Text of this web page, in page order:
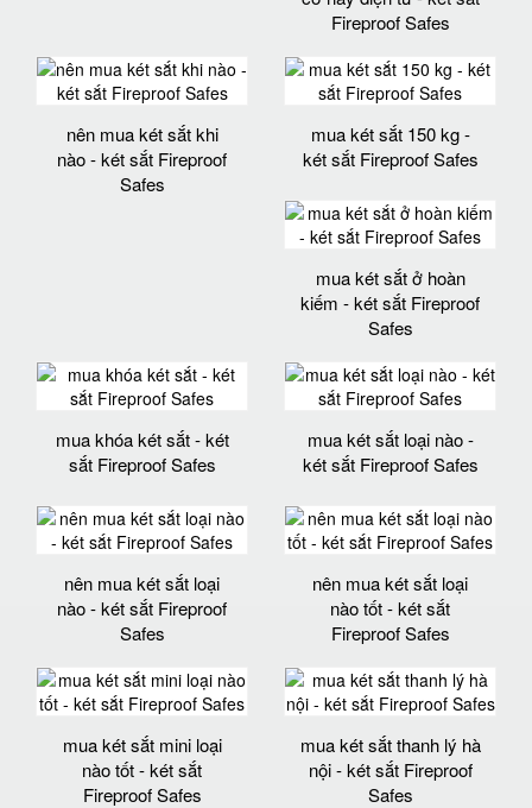
Fireproof Safes
nên mua két sắt khi
nào - két sắt Fireproof
Safes
mua két sắt 150 kg -
két sắt Fireproof Safes
mua két sắt ở hoàn
kiếm - két sắt Fireproof
Safes
mua khóa két sắt - két
sắt Fireproof Safes
mua két sắt loại nào -
két sắt Fireproof Safes
nên mua két sắt loại
nào - két sắt Fireproof
Safes
nên mua két sắt loại
nào tốt - két sắt
Fireproof Safes
mua két sắt mini loại
nào tốt - két sắt
Fireproof Safes
mua két sắt thanh lý hà
nội - két sắt Fireproof
Safes